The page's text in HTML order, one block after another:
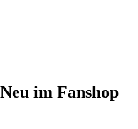
Neu im Fanshop